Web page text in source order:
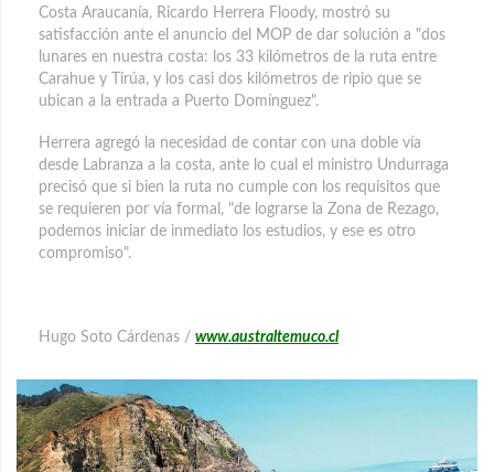
Costa Araucanía, Ricardo Herrera Floody, mostró su
satisfacción ante el anuncio del MOP de dar solución a "dos
lunares en nuestra costa: los 33 kilómetros de la ruta entre
Carahue y Tirúa, y los casi dos kilómetros de ripio que se
ubican a la entrada a Puerto Domínguez".
Herrera agregó la necesidad de contar con una doble vía
desde Labranza a la costa, ante lo cual el ministro Undurraga
precisó que si bien la ruta no cumple con los requisitos que
se requieren por vía formal, "de lograrse la Zona de Rezago,
podemos iniciar de inmediato los estudios, y ese es otro
compromiso".
Hugo Soto Cárdenas / www.australtemuco.cl